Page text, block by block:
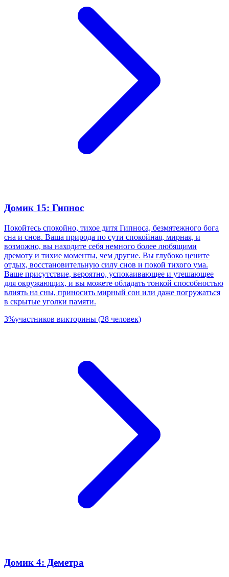
Домик 15: Гипнос
Покойтесь спокойно, тихое дитя Гипноса, безмятежного бога
сна и снов. Ваша природа по сути спокойная, мирная, и
возможно, вы находите себя немного более любящими
дремоту и тихие моменты, чем другие. Вы глубоко цените
отдых, восстановительную силу снов и покой тихого ума.
Ваше присутствие, вероятно, успокаивающее и утешающее
для окружающих, и вы можете обладать тонкой способностью
влиять на сны, приносить мирный сон или даже погружаться
в скрытые уголки памяти.
3%участников викторины (28 человек)
Домик 4: Деметра